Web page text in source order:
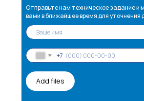
Отправьте нам техническое задание и
вами в ближайшее время для уточнения
+7
Add files